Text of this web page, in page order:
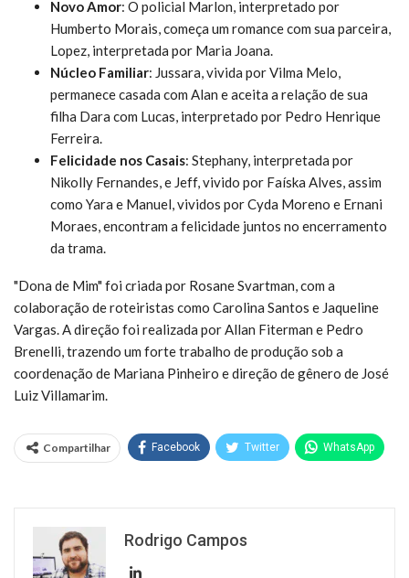
Novo Amor: O policial Marlon, interpretado por
Humberto Morais, começa um romance com sua parceira,
Lopez, interpretada por Maria Joana.
Núcleo Familiar: Jussara, vivida por Vilma Melo,
permanece casada com Alan e aceita a relação de sua
filha Dara com Lucas, interpretado por Pedro Henrique
Ferreira.
Felicidade nos Casais: Stephany, interpretada por
Nikolly Fernandes, e Jeff, vivido por Faíska Alves, assim
como Yara e Manuel, vividos por Cyda Moreno e Ernani
Moraes, encontram a felicidade juntos no encerramento
da trama.
"Dona de Mim" foi criada por Rosane Svartman, com a
colaboração de roteiristas como Carolina Santos e Jaqueline
Vargas. A direção foi realizada por Allan Fiterman e Pedro
Brenelli, trazendo um forte trabalho de produção sob a
coordenação de Mariana Pinheiro e direção de gênero de José
Luiz Villamarim.
Compartilhar Facebook Twitter WhatsApp
Rodrigo Campos